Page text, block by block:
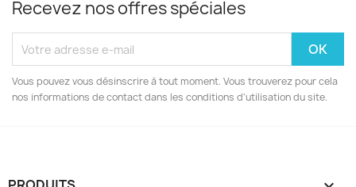
Recevez nos offres spéciales
Vous pouvez vous désinscrire à tout moment. Vous trouverez pour cela
nos informations de contact dans les conditions d'utilisation du site.